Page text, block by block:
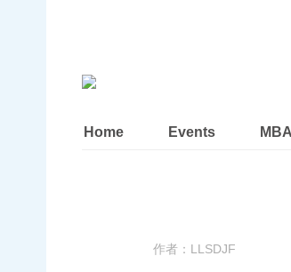
Home Events MBA
作者： LLSDJF